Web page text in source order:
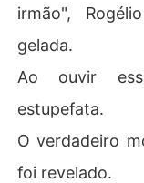
irmão",
gelada.
Ao ouvir
estupefata.
O verdadeiro
foi revelado.